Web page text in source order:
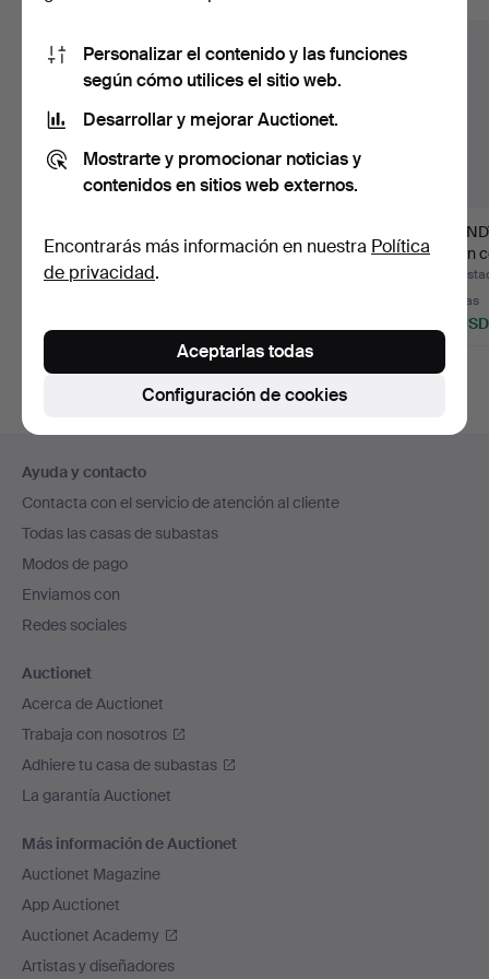
piezas, gres, Berndt Fr…
Subastado 1 jul 2016
cuenco, gres, firmado
Lote
seleccionado
jarrón
firm…
9 pujas
117 USD
en
el
pie
de
página
Ayuda y contacto
Contacta con el servicio de atención al cliente
Todas las casas de subastas
Modos de pago
Enviamos con
Redes sociales
Auctionet
Acerca de Auctionet
Trabaja con nosotros
Adhiere tu casa de subastas
La garantía Auctionet
Más información de Auctionet
Auctionet Magazine
App Auctionet
Auctionet Academy
Artistas y diseñadores
Personalizar el contenido y las funciones
según cómo utilices el sitio web.
Desarrollar y mejorar Auctionet.
Mostrarte y promocionar noticias y
contenidos en sitios web externos.
Encontrarás más información en nuestra Política
de privacidad.
Configuración de cookies
Aceptarlas todas